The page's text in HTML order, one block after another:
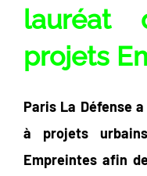
lauréat
projets
Paris La Défense
à projets
Empreintes afin